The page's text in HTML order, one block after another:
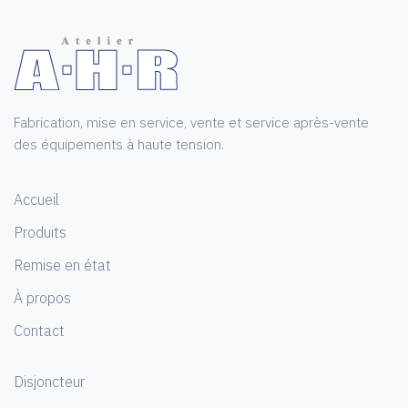
Fabrication, mise en service, vente et service après-vente
des équipements à haute tension.
Accueil
Produits
Remise en état
À propos
Contact
Disjoncteur